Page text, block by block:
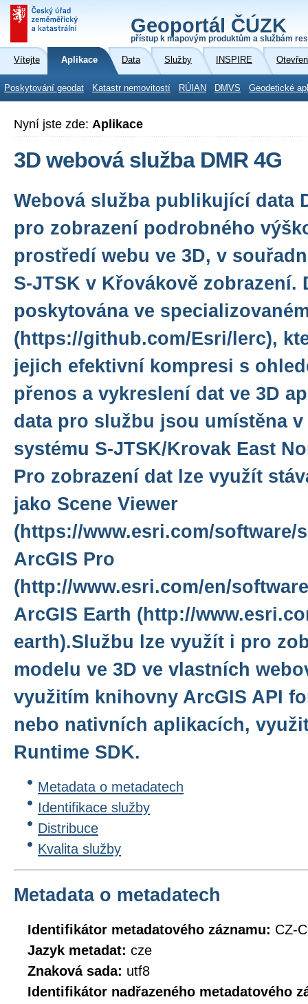
Geoportál ČÚZK
přístup k mapovým produktům a službám
Vítejte Aplikace Data Služby INSPIRE
Poskytování geodat Katastr nemovitostí RÚIAN DMVS Geodetické
Nyní jste zde: Aplikace
3D webová služba DMR 4G
Webová služba publikující data
pro zobrazení podrobného
prostředí webu ve 3D, v
S-JTSK v Křovákově zobrazení.
poskytována ve
(https://github.com/Esri/lerc),
jejich efektivní kompresi s
přenos a vykreslení dat ve 3D
data pro službu jsou umístěna
systému S-JTSK/Krovak East
Pro zobrazení dat lze využít
jako Scene Viewer
(https://www.esri.com/software/
ArcGIS Pro
(http://www.esri.com/en/
ArcGIS Earth (http://
earth).Službu lze využít i pro
modelu ve 3D ve vlastních
využitím knihovny ArcGIS API
nebo nativních aplikacích,
Runtime SDK.
Metadata o metadatech
Identifikace služby
Distribuce
Kvalita služby
Metadata o metadatech
Identifikátor metadatového záznamu: CZ-
Jazyk metadat: cze
Znaková sada: utf8
Identifikátor nadřazeného metadatového